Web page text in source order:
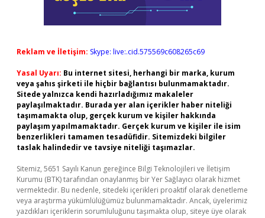
Reklam ve İletişim: Skype: live:.cid.575569c608265c69
Yasal Uyarı: Bu internet sitesi, herhangi bir marka, kurum
veya şahıs şirketi ile hiçbir bağlantısı bulunmamaktadır.
Sitede yalnızca kendi hazırladığımız makaleler
paylaşılmaktadır. Burada yer alan içerikler haber niteliği
taşımamakta olup, gerçek kurum ve kişiler hakkında
paylaşım yapılmamaktadır. Gerçek kurum ve kişiler ile isim
benzerlikleri tamamen tesadüfidir. Sitemizdeki bilgiler
taslak halindedir ve tavsiye niteliği taşımazlar.
Sitemiz, 5651 Sayılı Kanun gereğince Bilgi Teknolojileri ve İletişim
Kurumu (BTK) tarafından onaylanmış bir Yer Sağlayıcı olarak hizmet
vermektedir. Bu nedenle, sitedeki içerikleri proaktif olarak denetleme
veya araştırma yükümlülüğümüz bulunmamaktadır. Ancak, üyelerimiz
yazdıkları içeriklerin sorumluluğunu taşımakta olup, siteye üye olarak